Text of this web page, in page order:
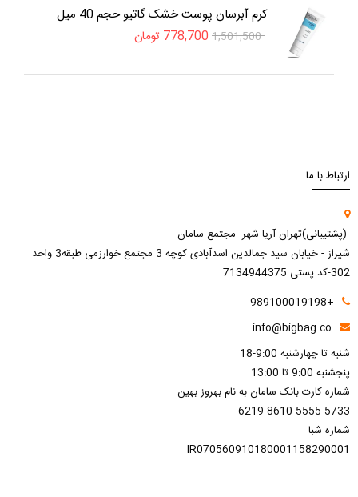
کرم آبرسان پوست خشک گاتیو حجم 40 میل
1,501,500
778,700 تومان
ارتباط با ما
(پشتیبانی)تهران-آریا شهر- مجتمع سامان
شیراز - خیابان سید جمالدین اسدآبادی کوچه 3 مجتمع خوارزمی طبقه3 واحد
302-کد پستی 7134944375
+989100019198
info@bigbag.co
شنبه تا چهارشنبه 9:00-18
پنجشنبه 9:00 تا 13:00
شماره کارت بانک سامان به نام بهروز بهین
6219-8610-5555-5733
شماره شبا
IR070560910180001158290001